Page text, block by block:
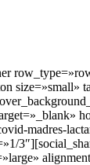
madres-